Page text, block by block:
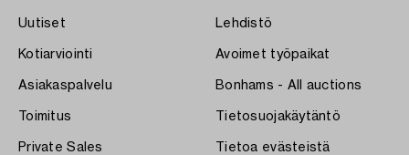
Uutiset
Kotiarviointi
Asiakaspalvelu
Toimitus
Private Sales
Lehdistö
Avoimet työpaikat
Bonhams - All auctions
Tietosuojakäytäntö
Tietoa evästeistä